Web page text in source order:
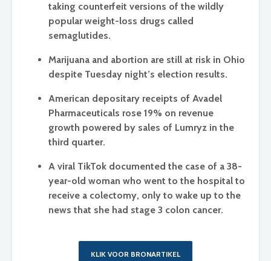
taking counterfeit versions of the wildly
popular weight-loss drugs called
semaglutides.
Marijuana and abortion are still at risk in Ohio
despite Tuesday night’s election results.
American depositary receipts of Avadel
Pharmaceuticals rose 19% on revenue
growth powered by sales of Lumryz in the
third quarter.
A viral TikTok documented the case of a 38-
year-old woman who went to the hospital to
receive a colectomy, only to wake up to the
news that she had stage 3 colon cancer.
KLIK VOOR BRONARTIKEL